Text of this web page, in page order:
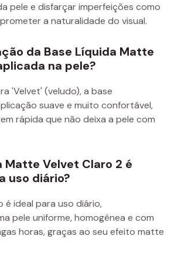
pele e disfarçar imperfeições como
a naturalidade do visual.
da Base Líquida Matte
na pele?
'Velvet' (veludo), a base
suave e muito confortável,
rápida que não deixa a pele com
Matte Velvet Claro 2 é
uso diário?
é ideal para uso diário,
pele uniforme, homogênea e com
horas, graças ao seu efeito matte